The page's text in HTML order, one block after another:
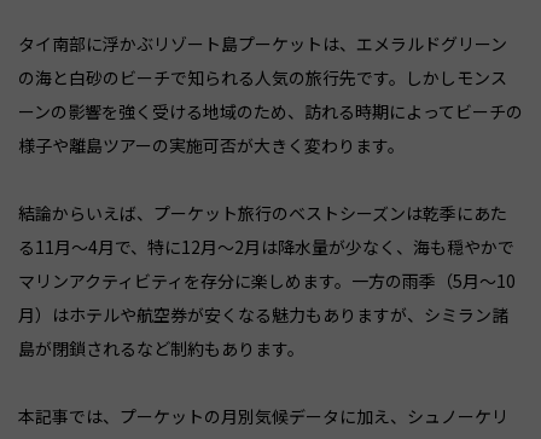
タイ南部に浮かぶリゾート島プーケットは、エメラルドグリーン
の海と白砂のビーチで知られる人気の旅行先です。しかしモンス
ーンの影響を強く受ける地域のため、訪れる時期によってビーチの
様子や離島ツアーの実施可否が大きく変わります。
結論からいえば、プーケット旅行のベストシーズンは乾季にあた
る11月〜4月で、特に12月〜2月は降水量が少なく、海も穏やかで
マリンアクティビティを存分に楽しめます。一方の雨季（5月〜10
月）はホテルや航空券が安くなる魅力もありますが、シミラン諸
島が閉鎖されるなど制約もあります。
本記事では、プーケットの月別気候データに加え、シュノーケリ